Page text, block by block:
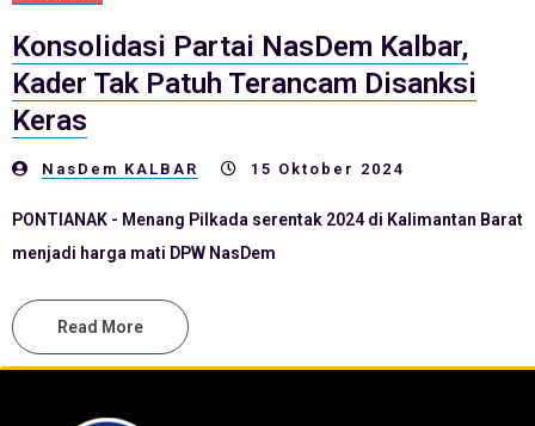
Konsolidasi Partai NasDem Kalbar,
Kader Tak Patuh Terancam Disanksi
Keras
NasDem KALBAR 15 Oktober 2024
PONTIANAK - Menang Pilkada serentak 2024 di Kalimantan Barat
menjadi harga mati DPW NasDem
Read More